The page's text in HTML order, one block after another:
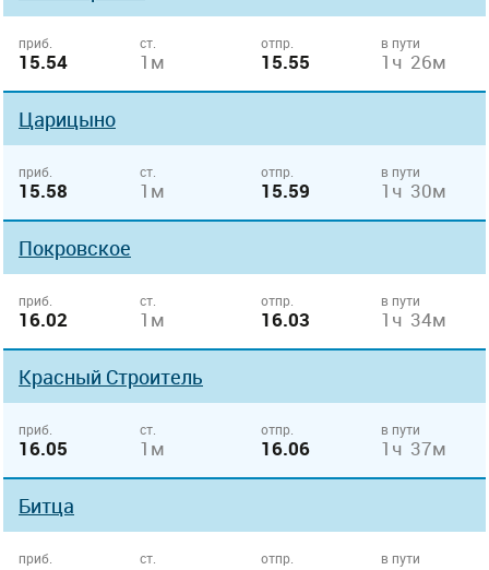
приб.
15.54
ст.
1м
отпр.
15.55
в пути
1ч 26м
Царицыно
приб.
15.58
ст.
1м
отпр.
15.59
в пути
1ч 30м
Покровское
приб.
16.02
ст.
1м
отпр.
16.03
в пути
1ч 34м
Красный Строитель
приб.
16.05
ст.
1м
отпр.
16.06
в пути
1ч 37м
Битца
приб. ст. отпр. в пути